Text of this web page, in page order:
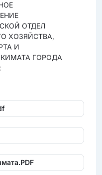
ОТДЕЛ
ХОЗЯЙСТВА,
И
ГОРОДА